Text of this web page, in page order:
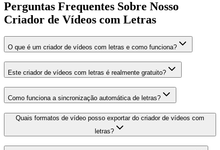
Perguntas Frequentes Sobre Nosso
Criador de Vídeos com Letras
O que é um criador de vídeos com letras e como funciona?
Este criador de vídeos com letras é realmente gratuito?
Como funciona a sincronização automática de letras?
Quais formatos de vídeo posso exportar do criador de vídeos com
letras?